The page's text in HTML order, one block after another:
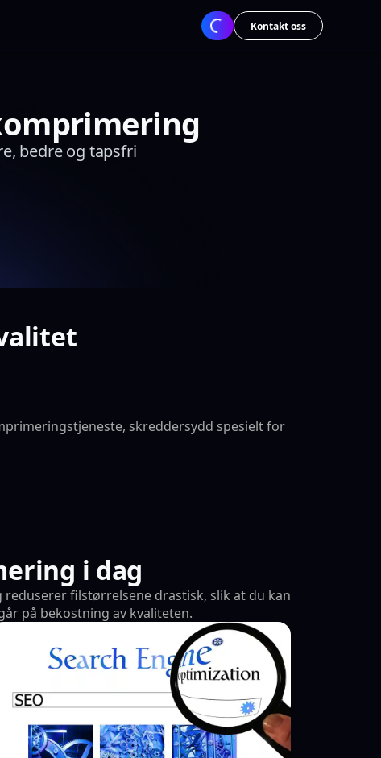
Kontakt oss
bedre og tapsfri
45%
AI Komprimertskreddersydd spesielt for
i dag
filstørrelsene drastisk, slik at du kan
på bekostning av kvaliteten.